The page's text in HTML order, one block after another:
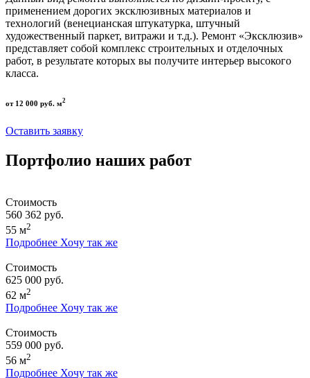
применением дорогих эксклюзивных материалов и
технологий (венецианская штукатурка, штучный
художественный паркет, витражи и т.д.). Ремонт «Эксклюзив»
представляет собой комплекс строительных и отделочных
работ, в результате которых вы получите интерьер высокого
класса.
от 12 000 руб. м2
Оставить заявку
Портфолио наших работ
Стоимость
560 362 руб.
55 м2
Подробнее Хочу так же
Стоимость
625 000 руб.
62 м2
Подробнее Хочу так же
Стоимость
559 000 руб.
56 м2
Подробнее Хочу так же